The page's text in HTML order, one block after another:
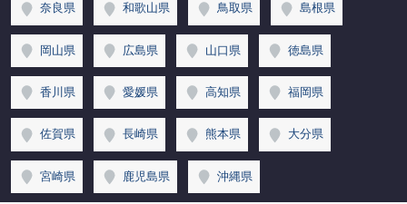
奈良県 和歌山県 鳥取県 島根県
岡山県 広島県 山口県 徳島県
香川県 愛媛県 高知県 福岡県
佐賀県 長崎県 熊本県 大分県
宮崎県 鹿児島県 沖縄県